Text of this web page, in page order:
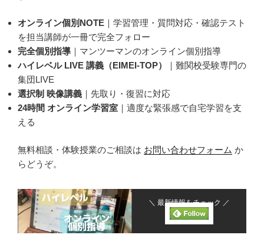
オンライン個別NOTE ｜学習管理・質問対応・確認テスト
を担当講師が一冊で完全フォロー
完全個別指導 ｜マンツーマンのオンライン個別指導
ハイレベル LIVE 講義（EIMEI-TOP）
｜難関校受験専門の
集団LIVE
選択制 映像講義 ｜先取り・復習に対応
24時間 オンライン学習室 ｜適度な緊張感で自宅学習を支
える
無料相談・体験授業のご相談は お問い合わせフォーム か
らどうぞ。
＼ 最新情報をチェック ／